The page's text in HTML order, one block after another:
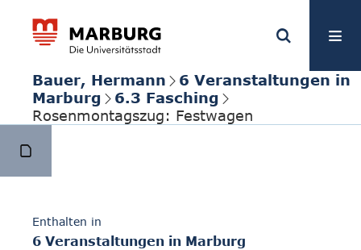
Bauer, Hermann
6 Veranstaltungen in
Marburg
6.3 Fasching
Rosenmontagszug: Festwagen
Enthalten in
6 Veranstaltungen in Marburg